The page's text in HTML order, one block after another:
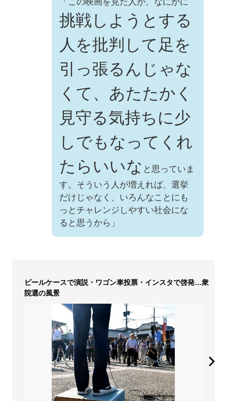
「この映画を見た人が、なにかに
挑戦しようとする
人を批判して足を
引っ張るんじゃな
くて、あたたかく
見守る気持ちに少
しでもなってくれ
たらいいな と思っていま
す。そういう人が増えれば、選挙
だけじゃなく、いろんなことにも
っとチャレンジしやすい社会にな
ると思うから」
ビールケースで演説・ワゴン車投票・インスタで啓発…衆
院選の風景